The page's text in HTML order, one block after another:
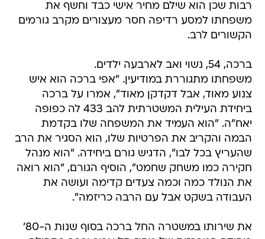
רבות שכן הוא שילם מחיר אישי כבד וחשף את
משפחתו למסע רדיפה חסר מעצורים מקרב גורמים
הקשורים לרב.
ברכה, 54, נשוי ואב לארבעה ילדים.
משפחתו מתגוררת במודיעין. "אפי ברכה הוא איש
צנוע מאוד, אבל דקדקן מאוד", אמרו על ברכה
ביחידת העילית המשטרתית להב 433 לה כפופה
יאח"ה. "הוא העמיד את המשפחה שלו בקדמת
הבמה והקריב את הפרטיות שלו, הוא הסגיר את הרב
שהעריץ בכל לבו", הדגיש גורם ביחידה. "הוא מנהל
חקירה כמו משחק שחמט", הוסיף הגורם, "הוא רואה
את הנולד כמה וכמה צעדים קדימה ועושה את
העבודה בשקט אבל עם הרבה כריזמה".
את שירותו במשטרה החל ברכה בסוף שנות ה-80'